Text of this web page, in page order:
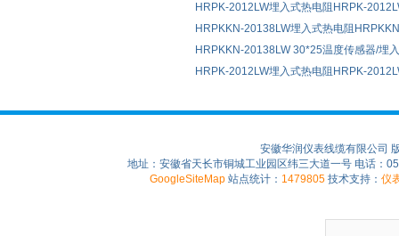
HRPK-2012LW埋入式热电阻HRPK-
HRPKKN-20138LW埋入式热电阻
HRPKKN-20138LW 30*25温度传感器/埋
HRPK-2012LW埋入式热电阻HRPK-
安徽华润仪表线缆有限公司
地址：安徽省天长市铜城工业园区纬三大道一号 电话：
GoogleSiteMap 站点统计： 1479805 技术支持： 仪